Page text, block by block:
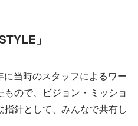
」
当時のスタッフによるワー
ので、ビジョン・ミッショ
針として、みんなで共有し